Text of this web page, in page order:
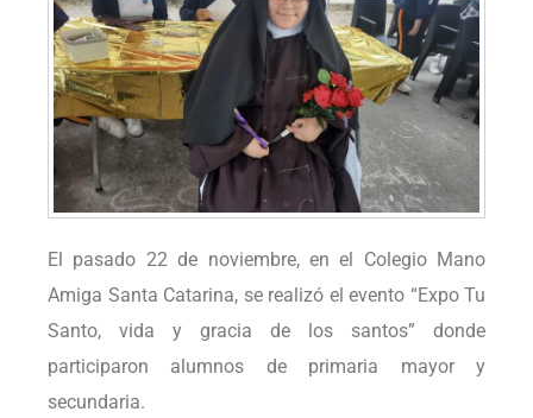
El pasado 22 de noviembre, en el Colegio Mano
Amiga Santa Catarina, se realizó el evento “Expo Tu
Santo, vida y gracia de los santos” donde
participaron alumnos de primaria mayor y
secundaria.